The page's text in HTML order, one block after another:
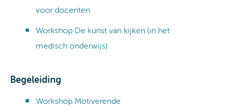
voor docenten
Workshop De kunst van kijken (in het
medisch onderwijs)
Begeleiding
Workshop Motiverende